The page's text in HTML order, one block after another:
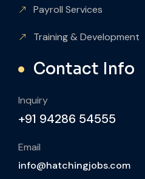
Payroll Services
Training & Development
Contact Info
Inquiry
+91 94286 54555
Email
info@hatchingjobs.com